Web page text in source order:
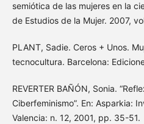
semiótica de las mujeres en la
de Estudios de la Mujer. 2007,
PLANT, Sadie. Ceros + Unos.
tecnocultura. Barcelona:
REVERTER BAÑÓN, Sonia.
Ciberfeminismo”. En: Asparkia:
Valencia: n. 12, 2001, pp. 35-51.